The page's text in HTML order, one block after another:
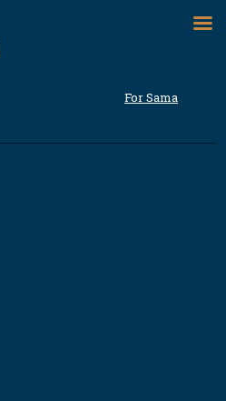
For Sama